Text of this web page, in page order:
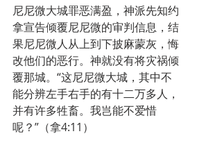
尼尼微大城罪恶满盈，神派先知约
拿宣告倾覆尼尼微的审判信息，结
果尼尼微人从上到下披麻蒙灰，悔
改他们的恶行。神就没有将灾祸倾
覆那城。“这尼尼微大城，其中不
能分辨左手右手的有十二万多人，
并有许多牲畜。我岂能不爱惜
呢？”（拿4:11）